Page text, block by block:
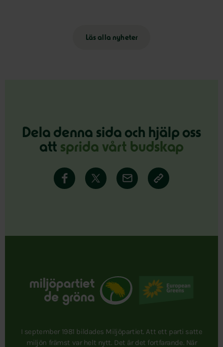
Läs alla nyheter
Dela denna sida och hjälp oss
att sprida vårt budskap
I september 1981 bildades Miljöpartiet. Att ett parti satte
miljön främst var helt nytt. Det är det fortfarande. När